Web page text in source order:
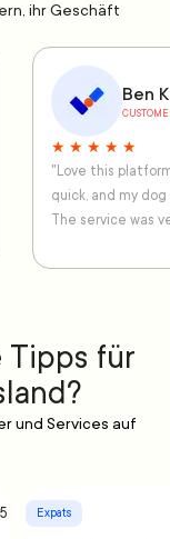
ihr Geschäft
Ben
★ ★ ★ ★ ★
"Love this
quick, and my
The service was
Tipps für
und Services auf
Expats